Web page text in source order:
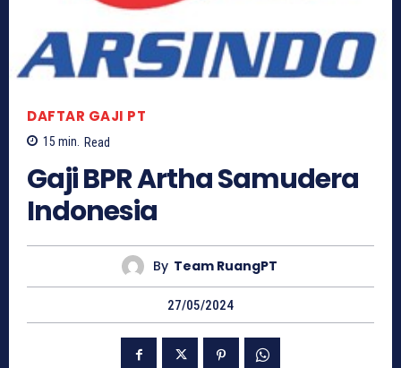
DAFTAR GAJI PT
15 min. Read
Gaji BPR Artha Samudera
Indonesia
By Team RuangPT
27/05/2024